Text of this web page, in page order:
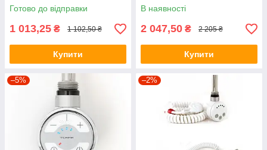
Готово до відправки
1 013,25 ₴ 1 102,50 ₴
Купити
В наявності
2 047,50 ₴ 2 205 ₴
Купити
–5% –2%